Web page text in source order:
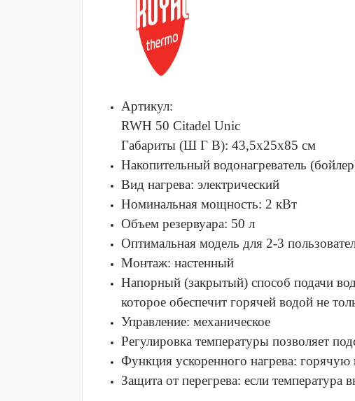
Артикул:
RWH 50 Citadel Unic
Габариты (Ш Г В): 43,5x25x85 см
Накопительный водонагреватель
Вид нагрева: электрический
Номинальная мощность: 2 кВт
Объем резервуара: 50 л
Оптимальная модель для 2-3
Монтаж: настенный
Напорный (закрытый) способ подачи
которое обеспечит горячей водой не
Управление: механическое
Регулировка температуры позволяет
Функция ускоренного нагрева:
Защита от перегрева: если температура